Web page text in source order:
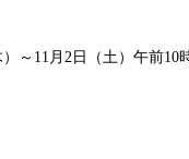
11月2日（土）午前10